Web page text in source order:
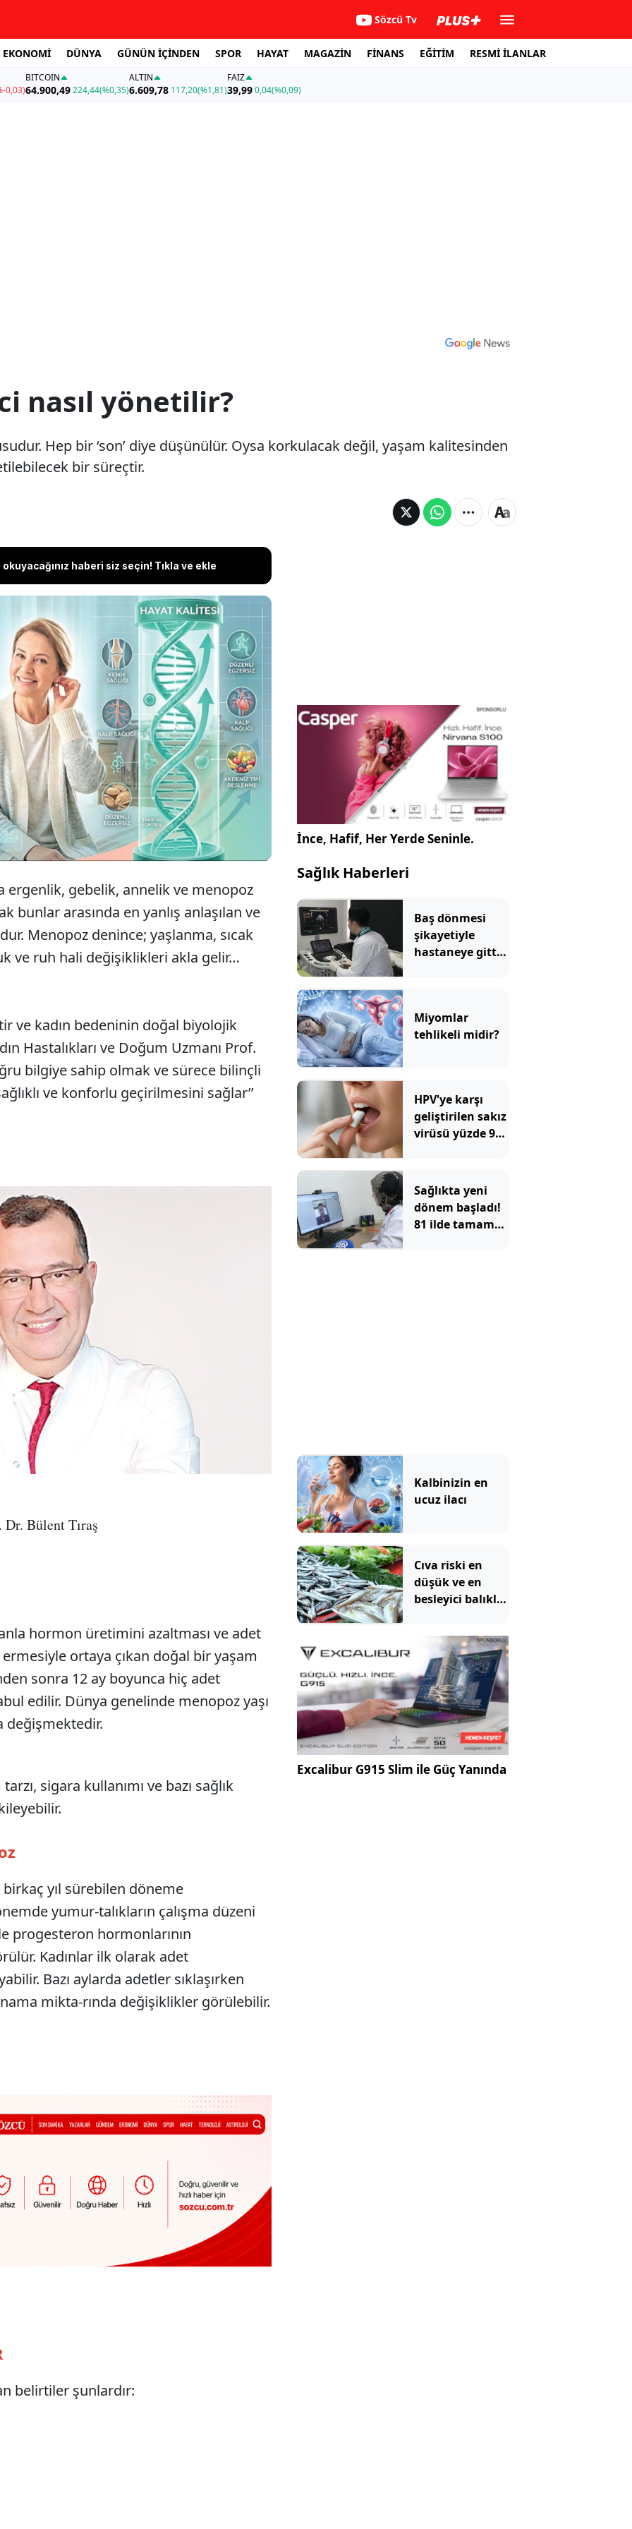
Sözcü Tv
EKONOMİ DÜNYA GÜNÜN İÇİNDEN SPOR HAYAT MAGAZİN FİNANS EĞİTİM RESMİ İLANLAR
0,03)
BITCOIN
64.900,49224,44(%0,35)
ALTIN
6.609,78 117,20(%1,81)
FAİZ
39,990,04(%0,09)
nasıl yönetilir?
Hep bir ‘son’ diye düşünülür. Oysa korkulacak değil, yaşam kalitesinden
bir süreçtir.
haberi siz seçin! Tıkla ve ekle
pek çok kadının kâbusudur. Hep bir ‘son’ diye
Oysa korkulacak değil, yaşam kalitesinden
kolaylıkla yönetilebilecek bir süreçtir.
ergenlik, gebelik, annelik ve menopoz
bunlar arasında en yanlış anlaşılan ve
Menopoz denince; yaşlanma, sıcak
ve ruh hali değişiklikleri akla gelir…
ve kadın bedeninin doğal biyolojik
Hastalıkları ve Doğum Uzmanı Prof.
bilgiye sahip olmak ve sürece bilinçli
ve konforlu geçirilmesini sağlar’’
Dr. Bülent Tıraş
hormon üretimini azaltması ve adet
ortaya çıkan doğal bir yaşam
sonra 12 ay boyunca hiç adet
edilir. Dünya genelinde menopoz yaşı
değişmektedir.
sigara kullanımı ve bazı sağlık
yıl sürebilen döneme
yumur-talıkların çalışma düzeni
progesteron hormonlarının
Kadınlar ilk olarak adet
Bazı aylarda adetler sıklaşırken
mikta-rında değişiklikler görülebilir.
belirtiler şunlardır:
İnce, Hafif, Her Yerde Seninle.
Sağlık Haberleri
Baş dönmesi
şikayetiyle
hastaneye gitti:
Miyomlar
tehlikeli midir?
HPV'ye karşı
geliştirilen sakız
virüsü yüzde 93
Sağlıkta yeni
dönem başladı!
81 ilde tamamen
Kalbinizin en
ucuz ilacı
Cıva riski en
düşük ve en
besleyici balıklar
Excalibur G915 Slim ile Güç Yanında